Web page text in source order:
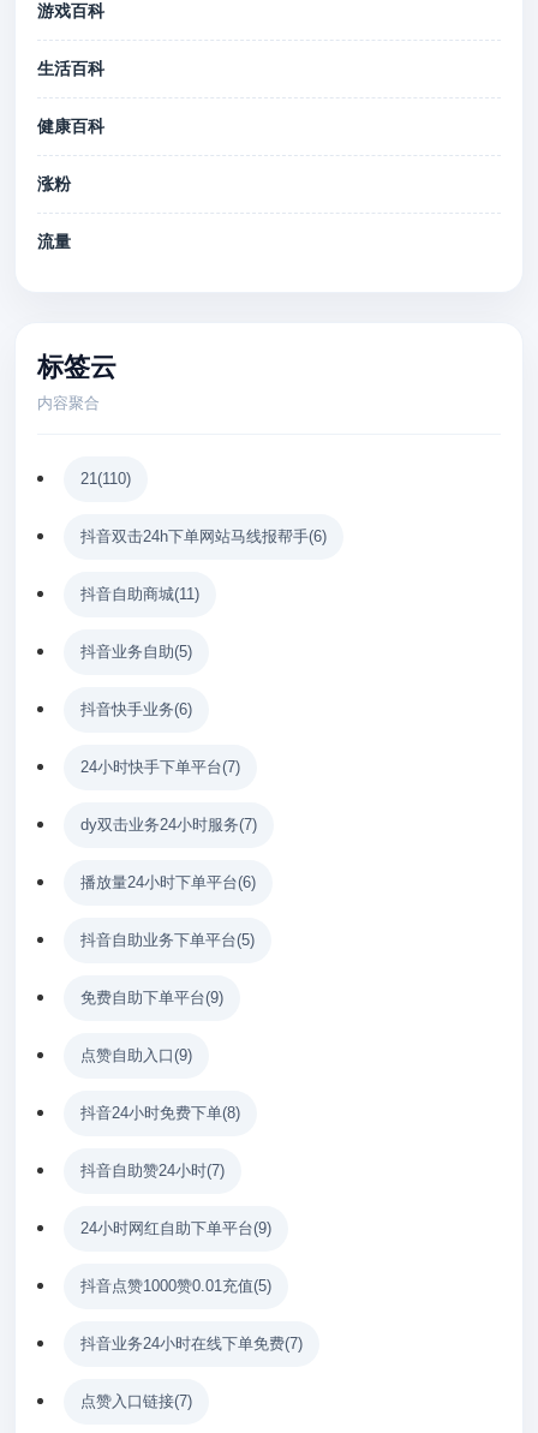
游戏百科
生活百科
健康百科
涨粉
流量
标签云
内容聚合
21(110)
抖音双击24h下单网站马线报帮手(6)
抖音自助商城(11)
抖音业务自助(5)
抖音快手业务(6)
24小时快手下单平台(7)
dy双击业务24小时服务(7)
播放量24小时下单平台(6)
抖音自助业务下单平台(5)
免费自助下单平台(9)
点赞自助入口(9)
抖音24小时免费下单(8)
抖音自助赞24小时(7)
24小时网红自助下单平台(9)
抖音点赞1000赞0.01充值(5)
抖音业务24小时在线下单免费(7)
点赞入口链接(7)